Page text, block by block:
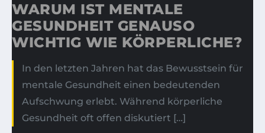
WARUM IST MENTALE
GESUNDHEIT GENAUSO
WICHTIG WIE KÖRPERLICHE?
In den letzten Jahren hat das Bewusstsein für
mentale Gesundheit einen bedeutenden
Aufschwung erlebt. Während körperliche
Gesundheit oft offen diskutiert […]